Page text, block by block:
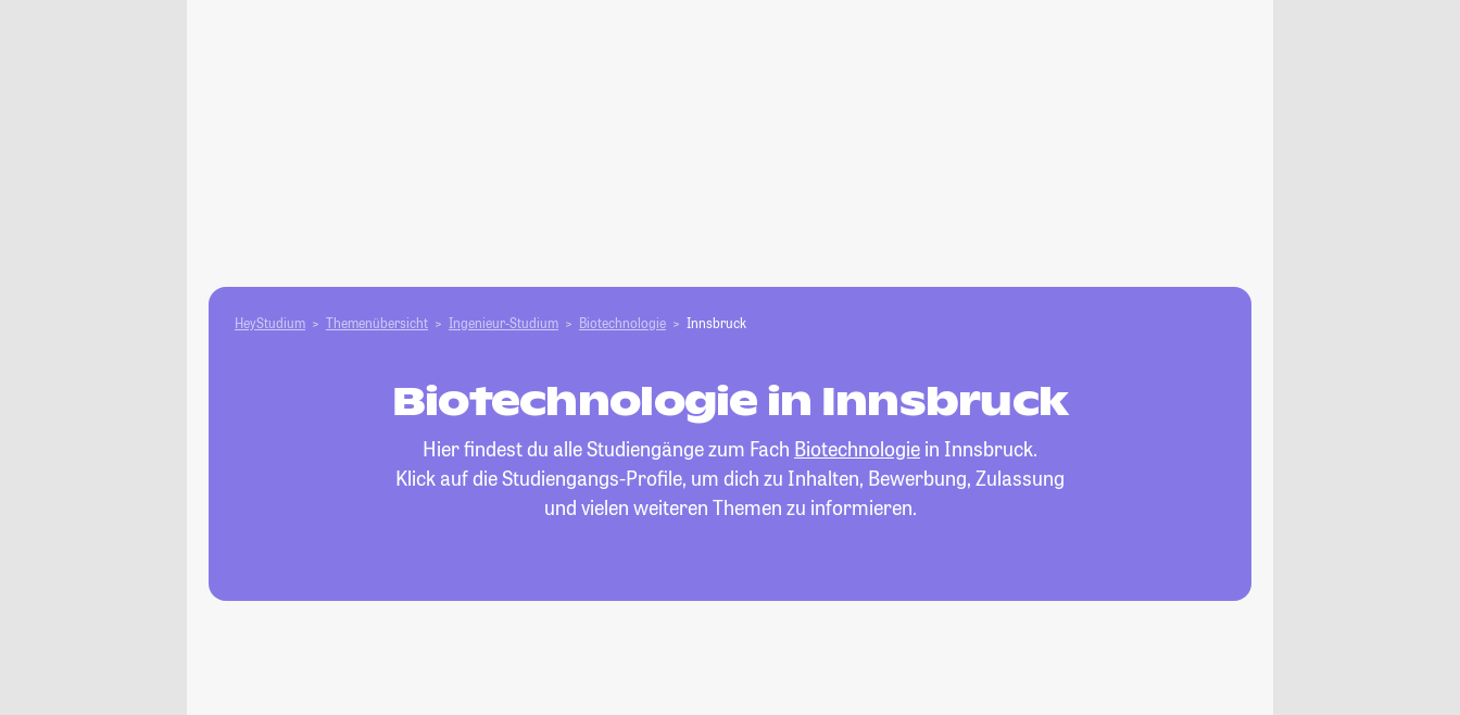
HeyStudium Themenübersicht Ingenieur-Studium Biotechnologie Innsbruck
Biotechnologie in Innsbruck
Hier findest du alle Studiengänge zum Fach Biotechnologie in Innsbruck.
Klick auf die Studiengangs-Profile, um dich zu Inhalten, Bewerbung, Zulassung
und vielen weiteren Themen zu informieren.